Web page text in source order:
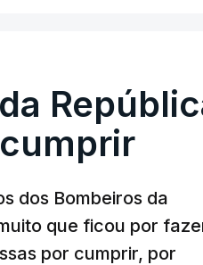
dos Bombeiros da
que ficou por
por cumprir, por